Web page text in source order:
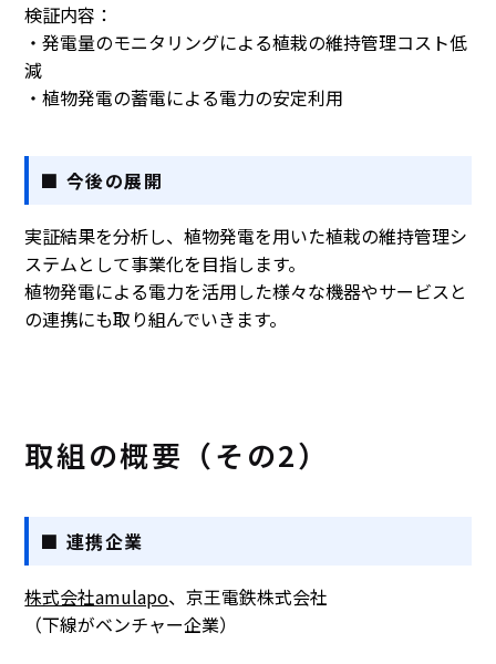
検証内容：
・発電量のモニタリングによる植栽の維持管理コスト低
減
・植物発電の蓄電による電力の安定利用
■ 今後の展開
実証結果を分析し、植物発電を用いた植栽の維持管理シ
ステムとして事業化を目指します。
植物発電による電力を活用した様々な機器やサービスと
の連携にも取り組んでいきます。
取組の概要（その2）
■ 連携企業
株式会社amulapo、京王電鉄株式会社
（下線がベンチャー企業）